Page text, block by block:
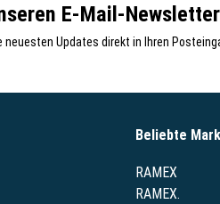
E-Mail-
Updates direkt in Ihren
Beliebte
RAMEX
RAMEX.